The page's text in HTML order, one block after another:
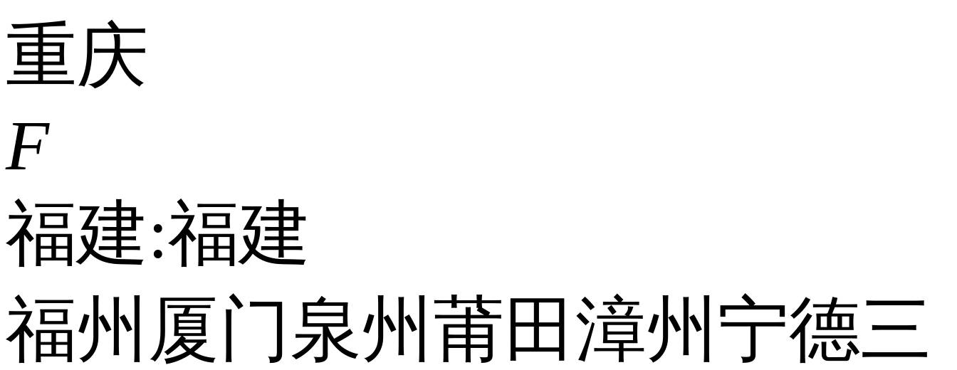
重庆
F
福建:福建
福州 厦门泉州 莆田 漳州 宁德三